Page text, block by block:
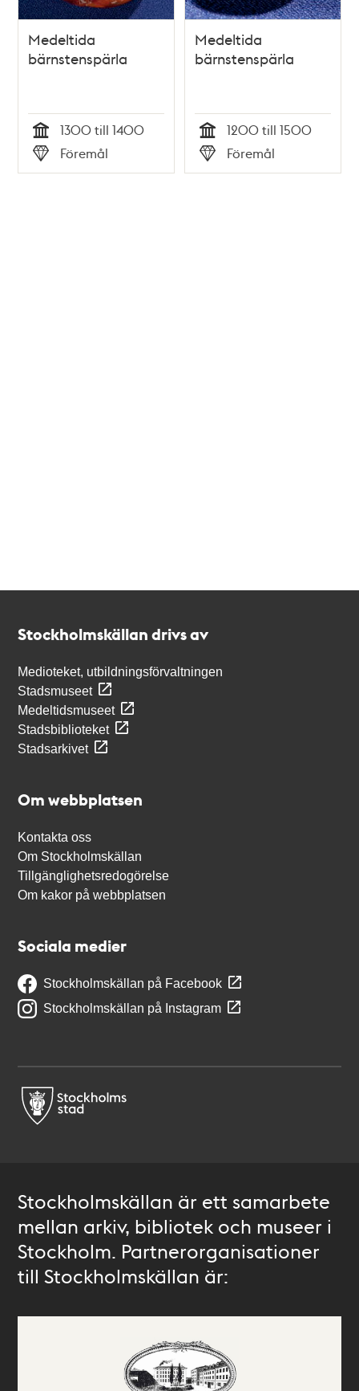
Medeltida
bärnstenspärla
Tid
1300 till 1400
Typ
Föremål
Medeltida
bärnstenspärla
Tid
1200 till 1500
Typ
Föremål
Stockholmskällan drivs av
Medioteket, utbildningsförvaltningen
Stadsmuseet
Medeltidsmuseet
Stadsbiblioteket
Stadsarkivet
Om webbplatsen
Kontakta oss
Om Stockholmskällan
Tillgänglighetsredogörelse
Om kakor på webbplatsen
Sociala medier
Stockholmskällan på Facebook
Stockholmskällan på Instagram
Stockholmskällan är ett samarbete
mellan arkiv, bibliotek och museer i
Stockholm. Partnerorganisationer
till Stockholmskällan är: